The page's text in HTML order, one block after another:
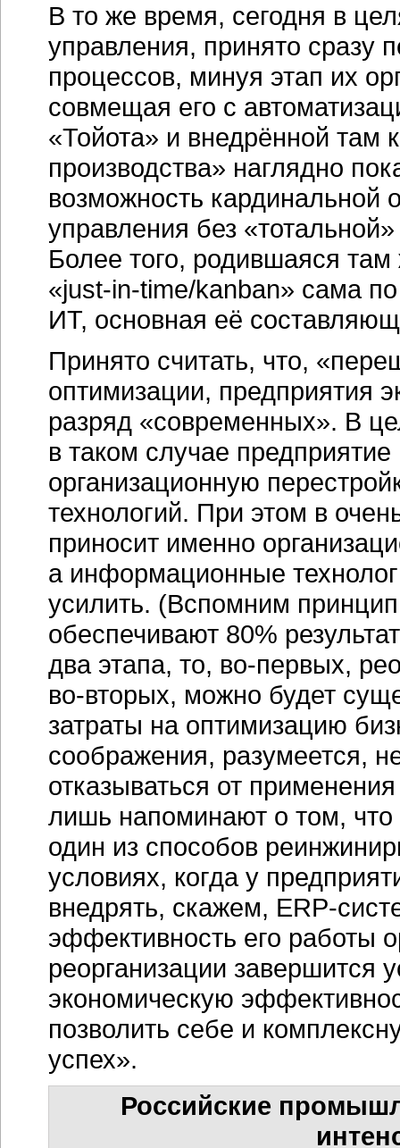
В то же время, сегодня в
управления, принято сразу
процессов, минуя этап их
совмещая его с
«Тойота» и внедрённой там
производства» наглядно
возможность кардинальной
управления без
Более того, родившаяся
«just-in-time/kanban» сама
ИТ, основная её
Принято считать, что,
оптимизации, предприятия
разряд «современных». В
в таком случае
организационную
технологий. При этом в
приносит именно
а информационные
усилить. (Вспомним
обеспечивают 80%
два этапа, то, во-первых,
во-вторых, можно будет
затраты на оптимизацию
соображения, разумеется,
отказываться от
лишь напоминают о том, что
один из способов
условиях, когда у
внедрять, скажем, ERP-
эффективность его работы
реорганизации завершится
экономическую
позволить себе и
успех».
Российские